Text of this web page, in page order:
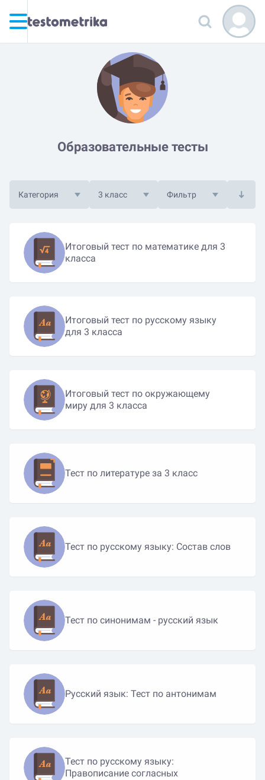
Образовательные тесты
Категория 3 класс Фильтр
Итоговый тест по математике для 3
класса
Итоговый тест по русскому языку
для 3 класса
Итоговый тест по окружающему
миру для 3 класса
Тест по литературе за 3 класс
Тест по русскому языку: Состав слов
Тест по синонимам - русский язык
Русский язык: Тест по антонимам
Тест по русскому языку:
Правописание согласных